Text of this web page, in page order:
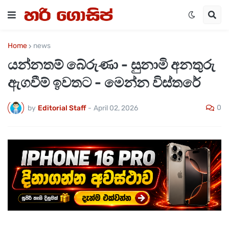
Home news
යන්නතම් බේරුණා - සුනාමි අනතුරු
ඇගවීම් ඉවතට - මෙන්න විස්තරේ
by Editorial Staff - April 02, 2026 0